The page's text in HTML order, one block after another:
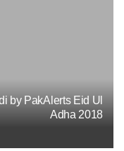
by PakAlerts Eid Ul
Adha 2018